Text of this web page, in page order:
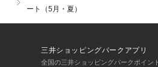
ート（5月・夏）
三井ショッピングパークアプリ
全国の三井ショッピングパークポイン